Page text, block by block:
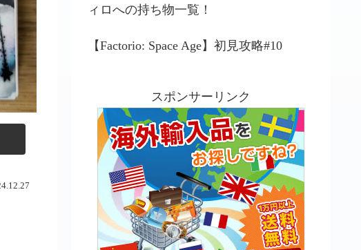
ィロへの持ち物一覧！
【Factorio: Space Age】初見攻略#10
スポンサーリンク